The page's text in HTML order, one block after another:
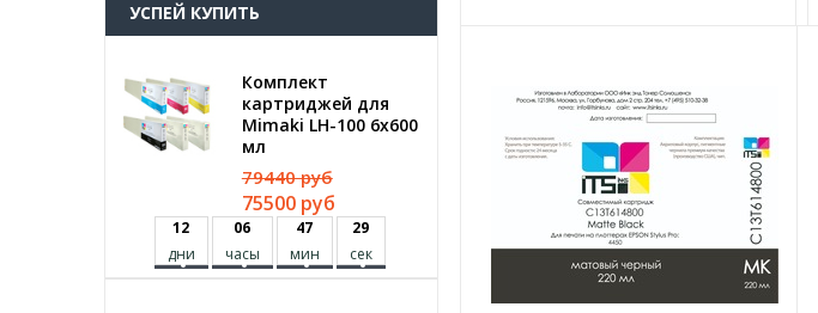
УСПЕЙ КУПИТЬ
Комплект
картриджей для
Mimaki LH-100 6х600
мл
79440 руб
75500 руб
12
дни
06
часы
47
мин
29
сек